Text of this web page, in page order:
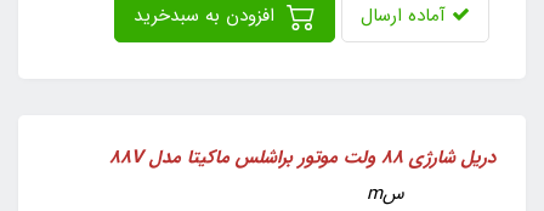
آماده ارسال
سm